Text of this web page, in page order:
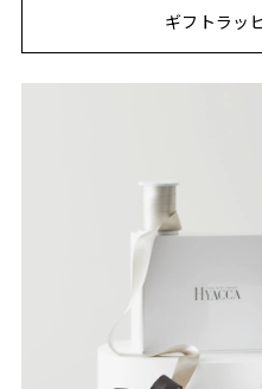
ギフトラッ